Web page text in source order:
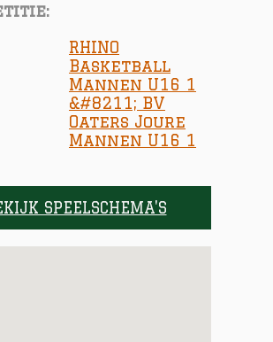
RHINO
Basketball
Mannen U16 1
&#8211; BV
Oaters Joure
Mannen U16 1
SPEELSCHEMA'S